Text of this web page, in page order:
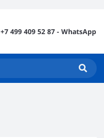
+7 499 409 52 87 - WhatsApp